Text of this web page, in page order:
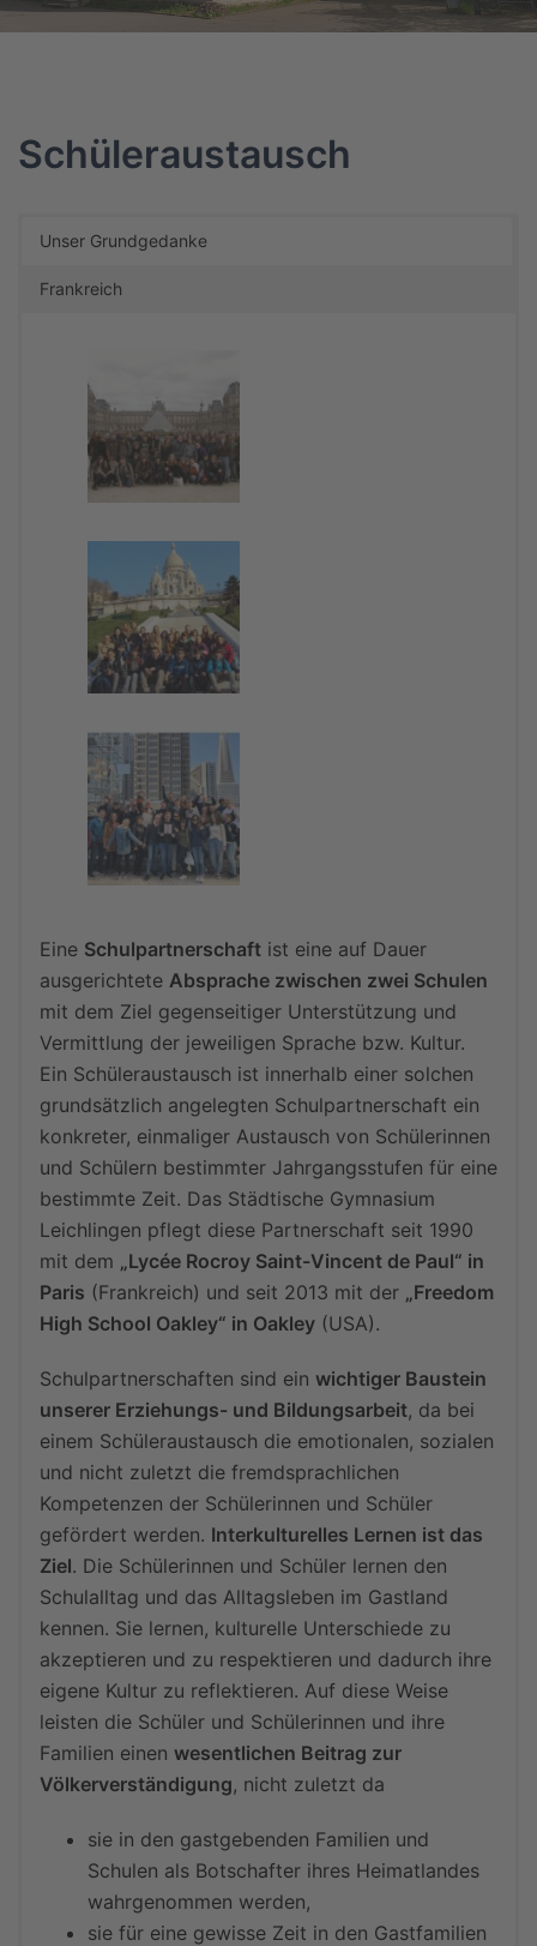
Schüleraustausch
Unser Grundgedanke
Frankreich
Eine Schulpartnerschaft ist eine auf Dauer
ausgerichtete Absprache zwischen zwei Schulen
mit dem Ziel gegenseitiger Unterstützung und
Vermittlung der jeweiligen Sprache bzw. Kultur.
Ein Schüleraustausch ist innerhalb einer solchen
grundsätzlich angelegten Schulpartnerschaft ein
konkreter, einmaliger Austausch von Schülerinnen
und Schülern bestimmter Jahrgangsstufen für eine
bestimmte Zeit. Das Städtische Gymnasium
Leichlingen pflegt diese Partnerschaft seit 1990
mit dem „Lycée Rocroy Saint-Vincent de Paul“ in
Paris (Frankreich) und seit 2013 mit der „Freedom
High School Oakley“ in Oakley (USA).
Schulpartnerschaften sind ein wichtiger Baustein
unserer Erziehungs- und Bildungsarbeit, da bei
einem Schüleraustausch die emotionalen, sozialen
und nicht zuletzt die fremdsprachlichen
Kompetenzen der Schülerinnen und Schüler
gefördert werden. Interkulturelles Lernen ist das
Ziel. Die Schülerinnen und Schüler lernen den
Schulalltag und das Alltagsleben im Gastland
kennen. Sie lernen, kulturelle Unterschiede zu
akzeptieren und zu respektieren und dadurch ihre
eigene Kultur zu reflektieren. Auf diese Weise
leisten die Schüler und Schülerinnen und ihre
Familien einen wesentlichen Beitrag zur
Völkerverständigung, nicht zuletzt da
sie in den gastgebenden Familien und
Schulen als Botschafter ihres Heimatlandes
wahrgenommen werden,
sie für eine gewisse Zeit in den Gastfamilien